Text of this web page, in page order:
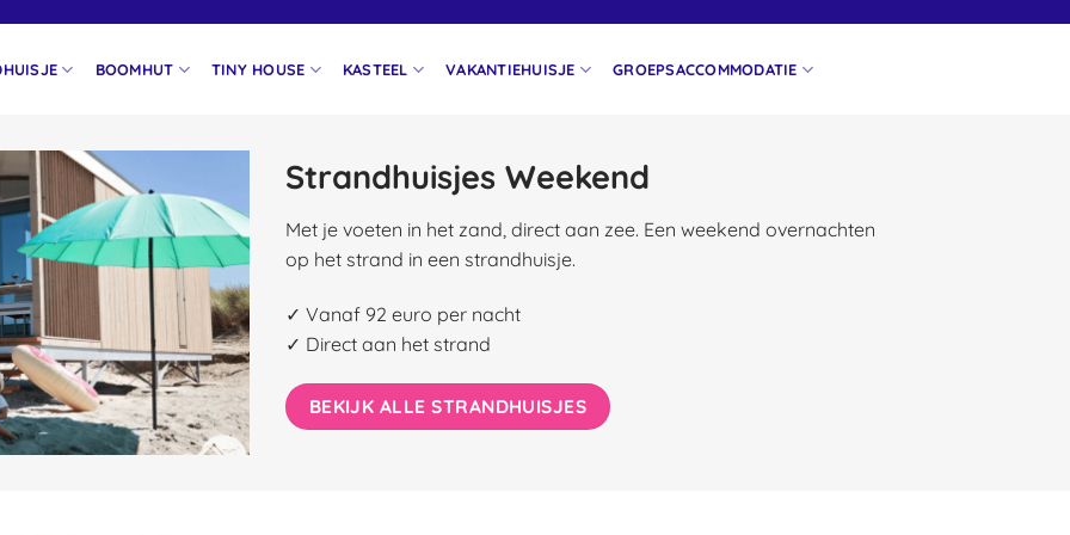
BOOMHUT TINY HOUSE KASTEEL VAKANTIEHUISJE GROEPSACCOMMODATIE
Strandhuisjes Weekend
Met je voeten in het zand, direct aan zee. Een weekend overnachten
op het strand in een strandhuisje.
✓ Vanaf 92 euro per nacht
✓ Direct aan het strand
BEKIJK ALLE STRANDHUISJES